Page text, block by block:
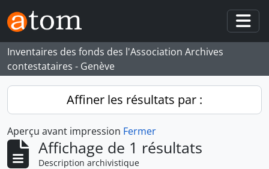
Skip to main content
Inventaires des fonds des l'Association Archives
contestataires - Genève
Affiner les résultats par :
Aperçu avant impression Fermer
Affichage de 1 résultats
Description archivistique